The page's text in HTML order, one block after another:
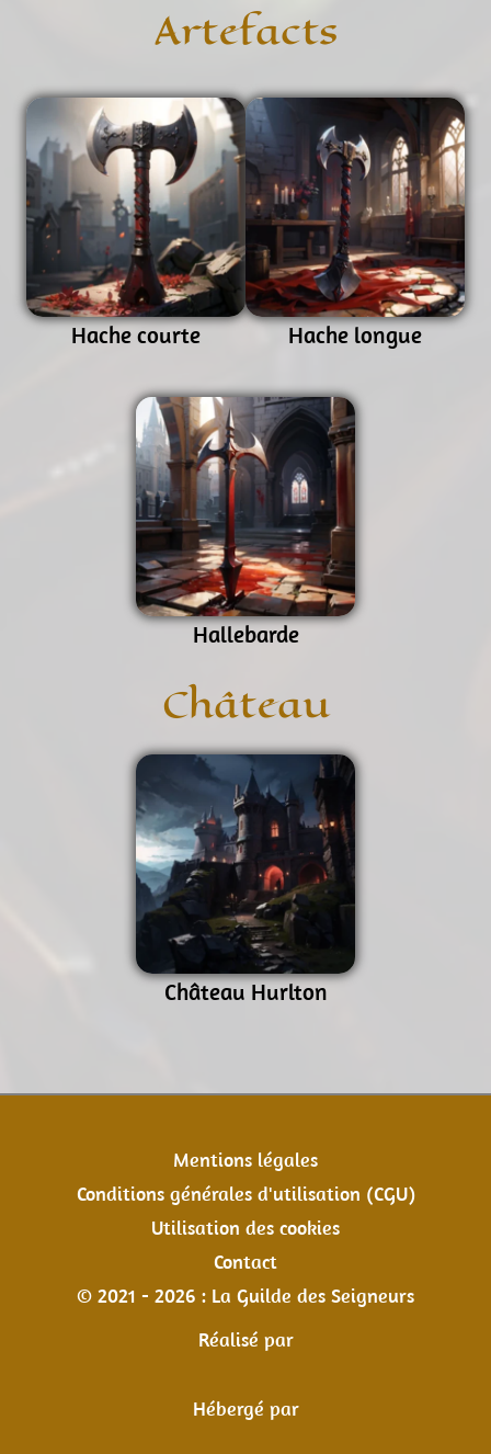
Artefacts
Hache courte Hache longue
Hallebarde
Château
Château Hurlton
Mentions légales
Conditions générales d'utilisation (CGU)
Utilisation des cookies
Contact
© 2021 - 2026 : La Guilde des Seigneurs
Réalisé par
Hébergé par